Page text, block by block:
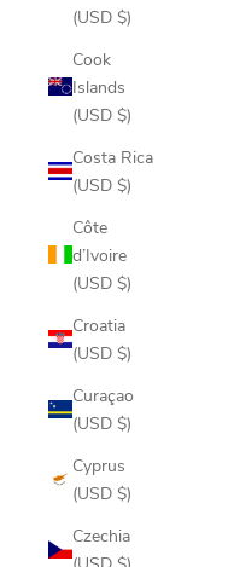
(USD $)
Cook
Islands
(USD $)
Costa Rica
(USD $)
Côte
d’Ivoire
(USD $)
Croatia
(USD $)
Curaçao
(USD $)
Cyprus
(USD $)
Czechia